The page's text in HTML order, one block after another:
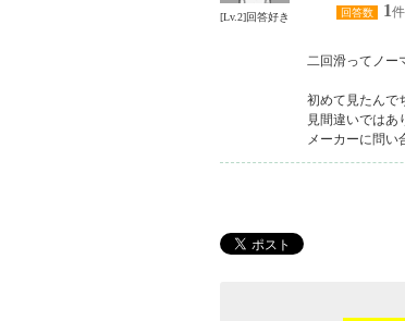
[Lv.2]回答好き
回答数
1件
二回滑ってノー
初めて見たんで
見間違いではあ
メーカーに問い